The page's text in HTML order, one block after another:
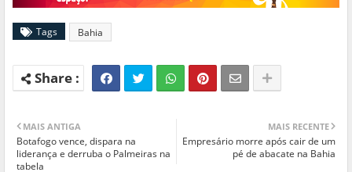
Tags Bahia
MAIS RECENTE
Empresário morre após cair de um
pé de abacate na Bahia
MAIS ANTIGA
Botafogo vence, dispara na
liderança e derruba o Palmeiras na
tabela